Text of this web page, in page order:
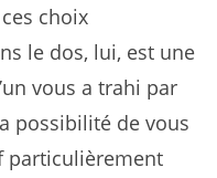
choix
le dos, lui, est une
vous a trahi par
possibilité de vous
particulièrement